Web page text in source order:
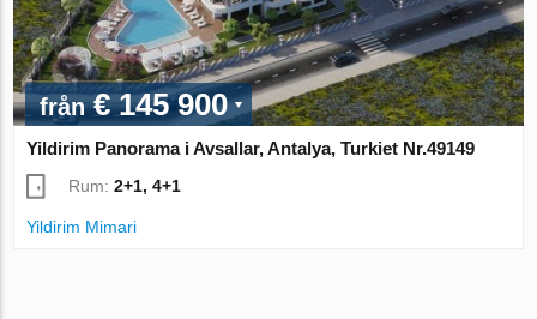
från€ 145 900
Yildirim Panorama i Avsallar, Antalya, Turkiet Nr.49149
Rum:2+1, 4+1
Yildirim Mimari